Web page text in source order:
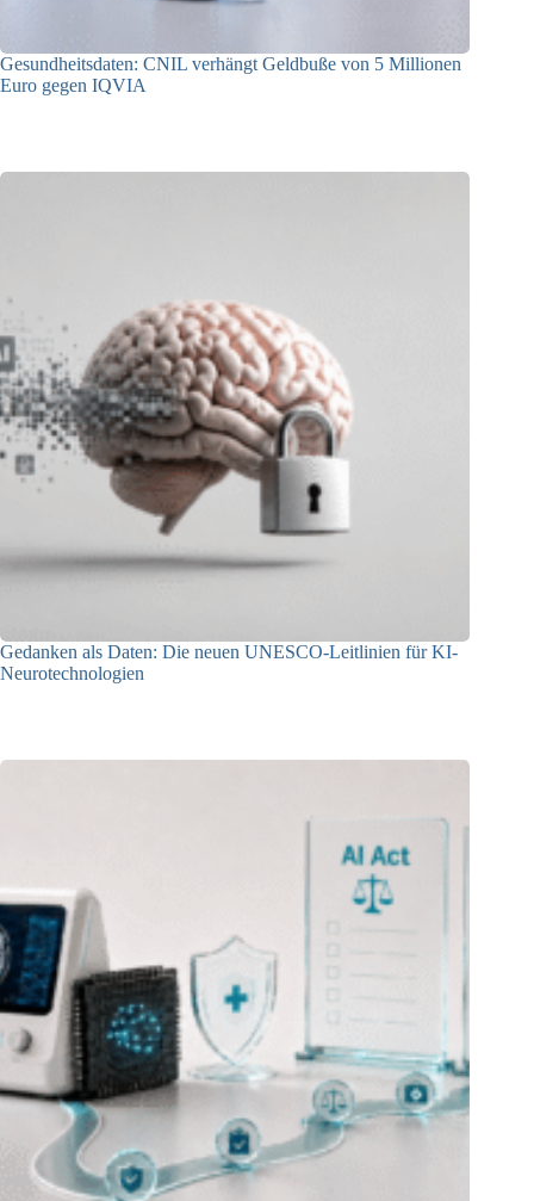
Gesundheitsdaten: CNIL verhängt Geldbuße von 5 Millionen
Euro gegen IQVIA
Gedanken als Daten: Die neuen UNESCO-Leitlinien für KI-
Neurotechnologien